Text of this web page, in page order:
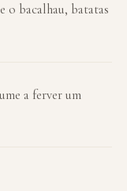
o bacalhau, batatas
a ferver um